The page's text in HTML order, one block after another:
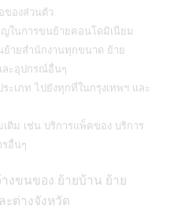
ของส่วนตัว
ในการขนย้ายคอนโดมิเนียม
ย้ายสำนักงานทุกขนาด ย้าย
ละอุปกรณ์อื่นๆ
ะเภท ไปยังทุกที่ในกรุงเทพฯ และ
เติม เช่น บริการแพ็คของ บริการ
รอื่นๆ
งขนของ ย้ายบ้าน ย้าย
ะต่างจังหวัด